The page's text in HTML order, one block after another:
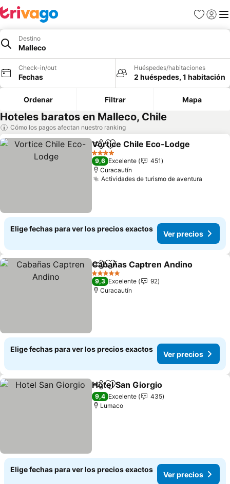
Favoritos
Iniciar
Destino
Malleco
Check-in/out
Fechas
Huéspedes/habitaciones
2 huéspedes, 1 habitación
Ordenar Filtrar Mapa
Hoteles baratos en Malleco, Chile
Cómo los pagos afectan nuestro ranking
CompartirAgregar a favoritos
Vortice Chile Eco-Lodge
4 Estrellas
9,6 Excelente
451
Curacautín
Actividades de turismo de aventura
Elige fechas para ver los precios exactos
Ver precios
CompartirAgregar a favoritos
Cabañas Captren Andino
5 Estrellas
9,3 Excelente
92
Curacautín
Elige fechas para ver los precios exactos
Ver precios
CompartirAgregar a favoritos
Hotel San Giorgio
9,4 Excelente
435
Lumaco
Elige fechas para ver los precios exactos
Ver precios